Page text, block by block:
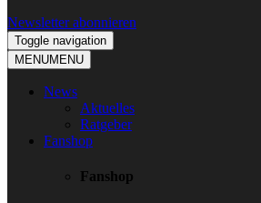
Newsletter abonnieren
Toggle navigation
MENUMENU
News
Aktuelles
Ratgeber
Fanshop
Fanshop